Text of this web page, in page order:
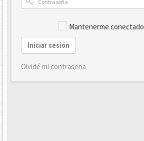
Mantenerme conectado
Iniciar sesión
Olvidé mi contraseña